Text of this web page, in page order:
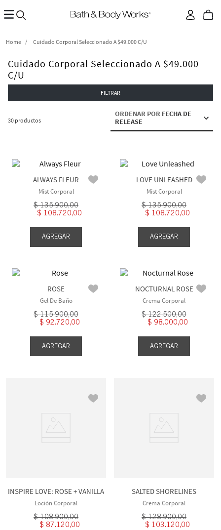
Cuidado Corporal Seleccionado A $49.000 C/u
Cuidado Corporal Seleccionado A $49.000
C/u
FILTRAR
30 productos
ORDENAR POR FECHA DE
RELEASE
ALWAYS FLEUR
Mist Corporal
$ 135.900,00
$ 108.720,00
AGREGAR
LOVE UNLEASHED
Mist Corporal
$ 135.900,00
$ 108.720,00
AGREGAR
ROSE
Gel De Baño
$ 115.900,00
$ 92.720,00
AGREGAR
NOCTURNAL ROSE
Crema Corporal
$ 122.500,00
$ 98.000,00
AGREGAR
INSPIRE LOVE: ROSE + VANILLA
Loción Corporal
$ 108.900,00
$ 87.120,00
SALTED SHORELINES
Crema Corporal
$ 128.900,00
$ 103.120,00